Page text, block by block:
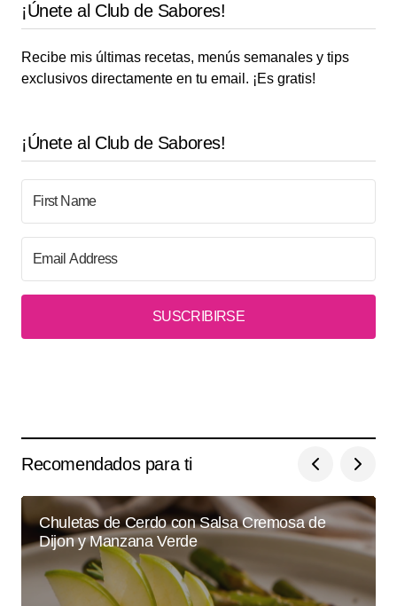
¡Únete al Club de Sabores!
Recibe mis últimas recetas, menús semanales y tips
exclusivos directamente en tu email. ¡Es gratis!
¡Únete al Club de Sabores!
SUSCRIBIRSE
Recomendados para ti
Chuletas de Cerdo con Salsa Cremosa de
Dijon y Manzana Verde